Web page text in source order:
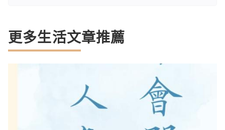
更多生活文章推薦